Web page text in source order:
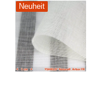
Neuheit